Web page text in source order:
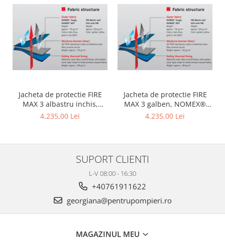
Jacheta de protectie FIRE
MAX 3 albastru inchis,
NOMEX® TOUGHT
4.235,00 Lei
Jacheta de protectie FIRE
MAX 3 galben, NOMEX®
Tought
4.235,00 Lei
SUPORT CLIENTI
L-V 08:00 - 16:30
+40761911622
georgiana@pentrupompieri.ro
MAGAZINUL MEU